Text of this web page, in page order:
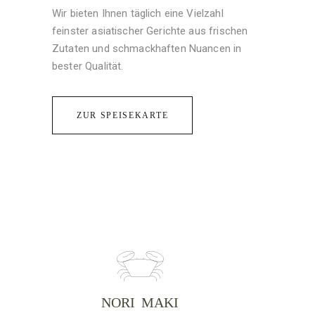
Wir bieten Ihnen täglich eine Vielzahl
feinster asiatischer Gerichte aus frischen
Zutaten und schmackhaften Nuancen in
bester Qualität.
ZUR SPEISEKARTE
NORI MAKI